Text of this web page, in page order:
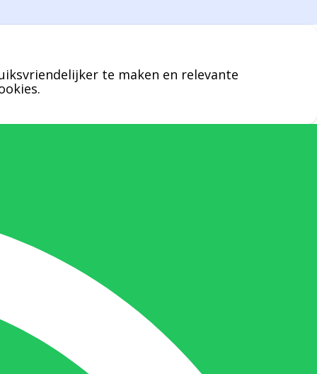
Nicole Bisscheroux:
Nicole doet bijna alles, maar vooral is ze
het aanspreekpunt voor prijsaanvragen,
drukwerk en maatwerk. Nicole heeft
contact met de tussenpersonen en weet
de juiste persoon op de juiste plaats te
benaderen en zal altijd haar uiterste best
te maken en relevante